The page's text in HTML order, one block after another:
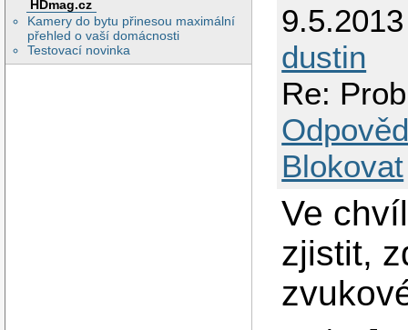
HDmag.cz
Kamery do bytu přinesou maximální
přehled o vaší domácnosti
Testovací novinka
dustin
Re:
Blokovat
Ve
zjistit,